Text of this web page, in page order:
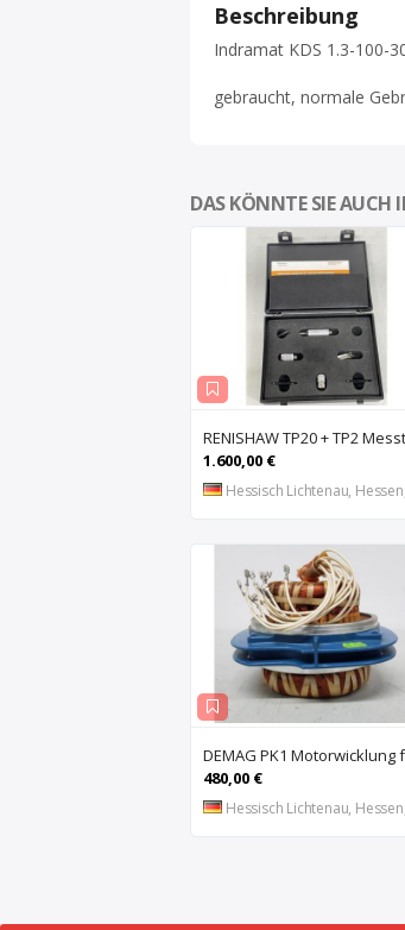
Beschreibung
Indramat KDS 1.3-100-
gebraucht, normale
DAS KÖNNTE SIE AUCH
1.600,00 €
Hessisch Lichtenau,
480,00 €
Hessisch Lichtenau,